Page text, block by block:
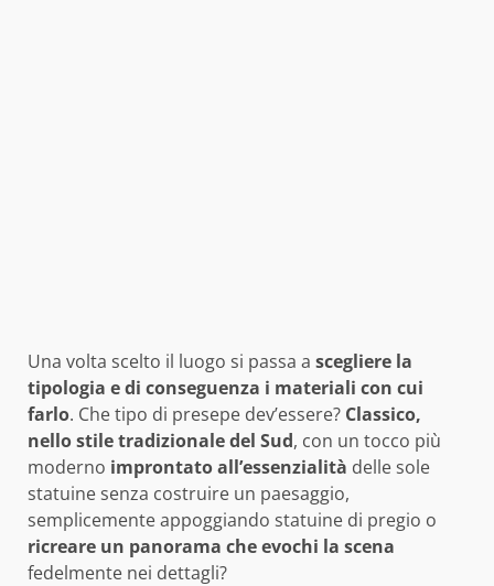
Una volta scelto il luogo si passa a scegliere la
tipologia e di conseguenza i materiali con cui
farlo. Che tipo di presepe dev’essere? Classico,
nello stile tradizionale del Sud, con un tocco più
moderno improntato all’essenzialità delle sole
statuine senza costruire un paesaggio,
semplicemente appoggiando statuine di pregio o
ricreare un panorama che evochi la scena
fedelmente nei dettagli?